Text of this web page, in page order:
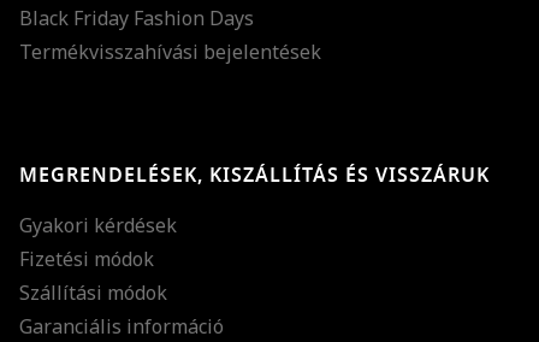
Black Friday Fashion Days
Termékvisszahívási bejelentések
MEGRENDELÉSEK, KISZÁLLÍTÁS ÉS VISSZÁRUK
Gyakori kérdések
Fizetési módok
Szállítási módok
Garanciális információ